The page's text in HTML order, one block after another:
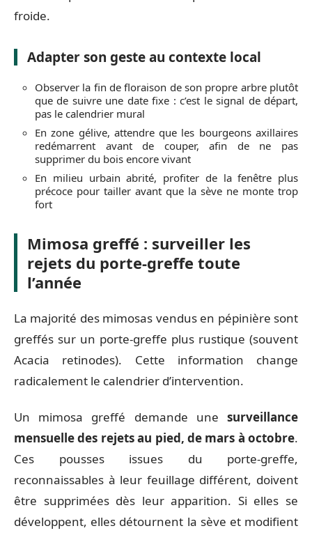
froide.
Adapter son geste au contexte local
Observer la fin de floraison de son propre arbre plutôt
que de suivre une date fixe : c’est le signal de départ,
pas le calendrier mural
En zone gélive, attendre que les bourgeons axillaires
redémarrent avant de couper, afin de ne pas
supprimer du bois encore vivant
En milieu urbain abrité, profiter de la fenêtre plus
précoce pour tailler avant que la sève ne monte trop
fort
Mimosa greffé : surveiller les
rejets du porte-greffe toute
l’année
La majorité des mimosas vendus en pépinière sont
greffés sur un porte-greffe plus rustique (souvent
Acacia retinodes). Cette information change
radicalement le calendrier d’intervention.
Un mimosa greffé demande une surveillance
mensuelle des rejets au pied, de mars à octobre.
Ces pousses issues du porte-greffe,
reconnaissables à leur feuillage différent, doivent
être supprimées dès leur apparition. Si elles se
développent, elles détournent la sève et modifient